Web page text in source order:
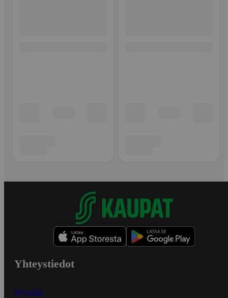
Yhteystiedot
Myymälät